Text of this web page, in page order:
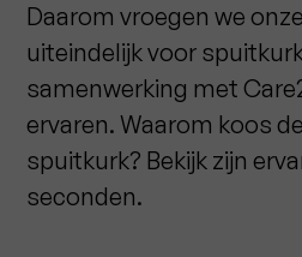
Daarom vroegen we
uiteindelijk voor
samenwerking met
ervaren. Waarom koos
spuitkurk? Bekijk zijn
seconden.